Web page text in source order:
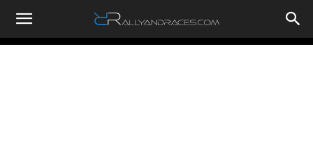
RallyandRaces.com